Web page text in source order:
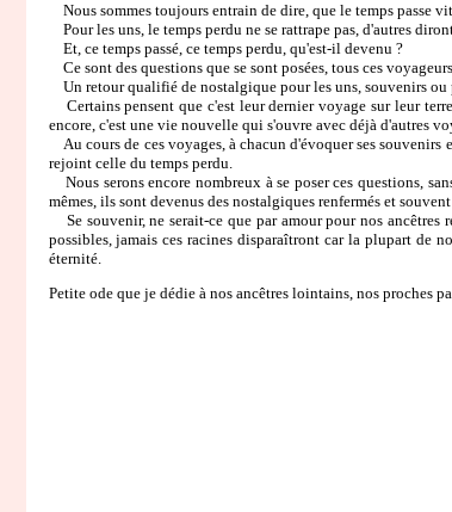
Nous sommes toujours entrain de dire, que le temps passe
Pour les uns, le temps perdu ne se rattrape pas, d'autres
Et, ce temps passé, ce temps perdu, qu'est-il devenu ?
Ce sont des questions que se sont posées, tous ces
Un retour qualifié de nostalgique pour les uns, souvenirs ou
Certains pensent que c'est leur dernier voyage sur leur
encore, c'est une vie nouvelle qui s'ouvre avec déjà d'autres
Au cours de ces voyages, à chacun d'évoquer ses
rejoint celle du temps perdu.
Nous serons encore nombreux à se poser ces questions,
mêmes, ils sont devenus des nostalgiques renfermés et
Se souvenir, ne serait-ce que par amour pour nos ancêtres
possibles, jamais ces racines disparaîtront car la plupart de
éternité.
Petite ode que je dédie à nos ancêtres lointains, nos proches